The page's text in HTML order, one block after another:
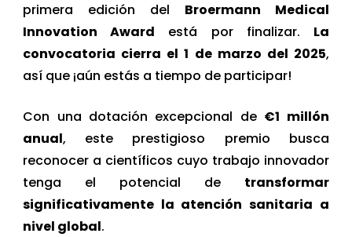
primera edición del Broermann Medical
Innovation Award está por finalizar. La
convocatoria cierra el 1 de marzo del 2025,
así que ¡aún estás a tiempo de participar!
Con una dotación excepcional de €1 millón
anual, este prestigioso premio busca
reconocer a científicos cuyo trabajo innovador
tenga el potencial de transformar
significativamente la atención sanitaria a
nivel global.